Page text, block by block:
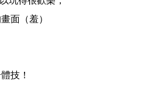
面（羞）
技！